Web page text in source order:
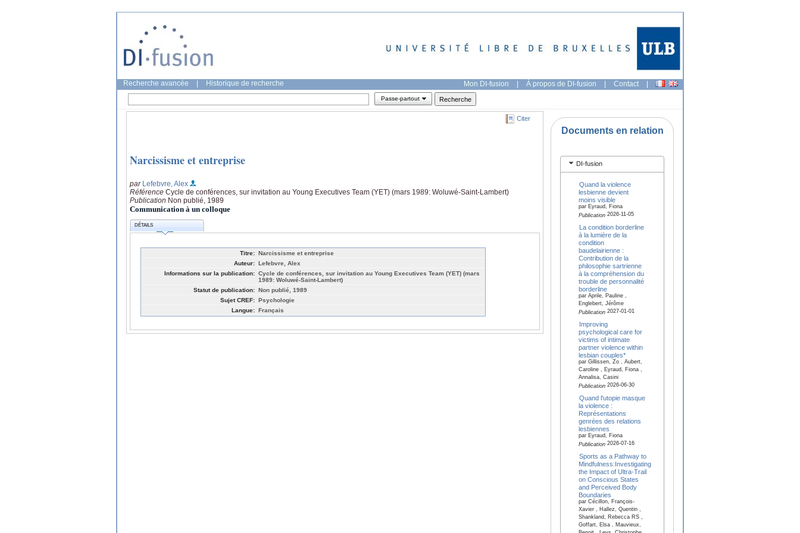
Recherche avancée Historique de recherche Mon DI-fusion | À propos de DI-fusion | Contact |
Passe-partout
Citer
Narcissisme et entreprise
par Lefebvre, Alex
Référence Cycle de conférences, sur invitation au Young Executives Team (YET) (mars 1989: Woluwé-Saint-Lambert)
Publication Non publié, 1989
Communication à un colloque
DÉTAILS
Titre: Narcissisme et entreprise
Auteur: Lefebvre, Alex
Informations sur la publication: Cycle de conférences, sur invitation au Young Executives Team (YET) (mars
1989: Woluwé-Saint-Lambert)
Statut de publication: Non publié, 1989
Sujet CREF: Psychologie
Langue: Français
Documents en relation
DI-fusion
Quand la violence
lesbienne devient
moins visible
par Eyraud, Fiona
Publication2026-11-05
La condition borderline
à la lumière de la
condition
baudelairienne :
Contribution de la
philosophie sartrienne
à la compréhension du
trouble de personnalité
borderline
par Aprile, Pauline ,
Englebert, Jérôme
Publication2027-01-01
Improving
psychological care for
victims of intimate
partner violence within
lesbian couples*
par Gillissen, Zo , Aubert,
Caroline , Eyraud, Fiona ,
Annalisa, Casini
Publication2026-06-30
Quand l'utopie masque
la violence :
Représentations
genrées des relations
lesbiennes
par Eyraud, Fiona
Publication2026-07-16
Sports as a Pathway to
Mindfulness:Investigating
the Impact of Ultra-Trail
on Conscious States
and Perceived Body
Boundaries
par Cécillon, François-
Xavier , Hallez, Quentin ,
Shankland, Rebecca RS ,
Goffart, Elsa , Mauvieux,